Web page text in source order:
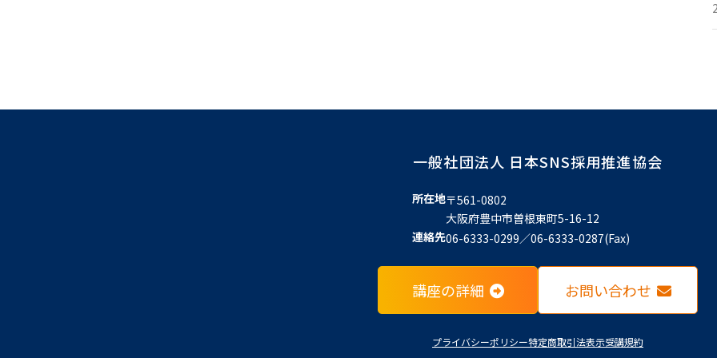
一般社団法人 日本SNS採用推進協会
所在地〒561-0802
大阪府豊中市曽根東町5-16-12
連絡先06-6333-0299／06-6333-0287(Fax)
講座の詳細 お問い合わせ
プライバシーポリシー特定商取引法表示受講規約